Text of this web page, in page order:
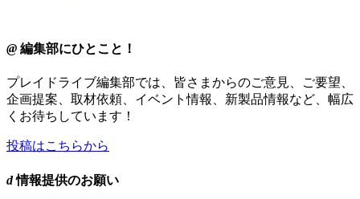
@ 編集部にひとこと！
プレイドライブ編集部では、皆さまからのご意見、ご要望、
企画提案、取材依頼、イベント情報、新製品情報など、幅広
くお待ちしています！
投稿はこちらから
d情報提供のお願い